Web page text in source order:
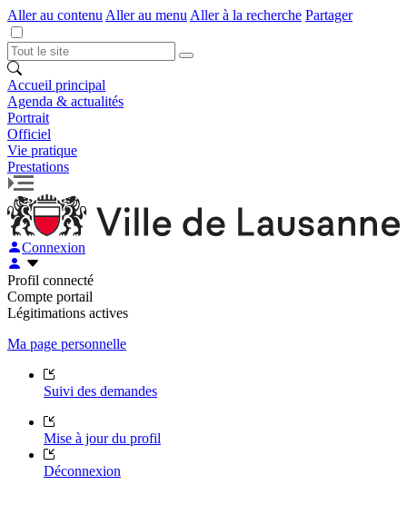
Aller au contenu Aller au menu Aller à la recherche Partager
Accueil principal
Agenda & actualités
Portrait
Officiel
Vie pratique
Prestations
Connexion
Profil connecté
Compte portail
Légitimations actives
Ma page personnelle
Suivi des demandes
Mise à jour du profil
Déconnexion